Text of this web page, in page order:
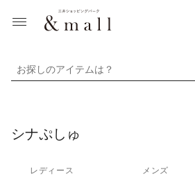
お探しのアイテムは？
シナぷしゅ
レディース メンズ